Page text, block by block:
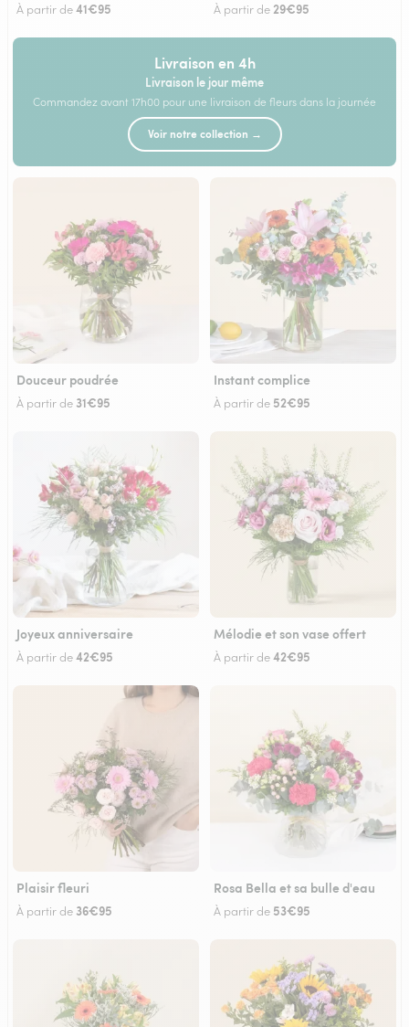
À partir de41€95 À partir de29€95
Livraison en 4h
Livraison le jour même
Commandez avant 17h00 pour une livraison de fleurs dans la journée
Voir notre collection →
Douceur poudrée
À partir de 31€95
Instant complice
À partir de 52€95
Joyeux anniversaire
À partir de42€95
Mélodie et son vase offert
À partir de42€95
Plaisir fleuri
À partir de 36€95
Rosa Bella et sa bulle d'eau
À partir de 53€95